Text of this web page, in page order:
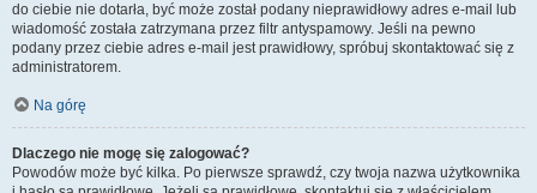
do ciebie nie dotarła, być może został podany nieprawidłowy adres e-mail lub
wiadomość została zatrzymana przez filtr antyspamowy. Jeśli na pewno
podany przez ciebie adres e-mail jest prawidłowy, spróbuj skontaktować się z
administratorem.
Na górę
Dlaczego nie mogę się zalogować?
Powodów może być kilka. Po pierwsze sprawdź, czy twoja nazwa użytkownika